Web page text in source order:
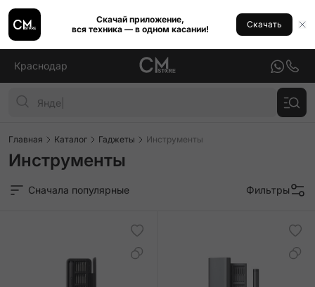
Скачай приложение,
вся техника — в одном касании!
Скачать
Краснодар
Главная Каталог Гаджеты Инструменты
Инструменты
Сначала популярные Фильтры